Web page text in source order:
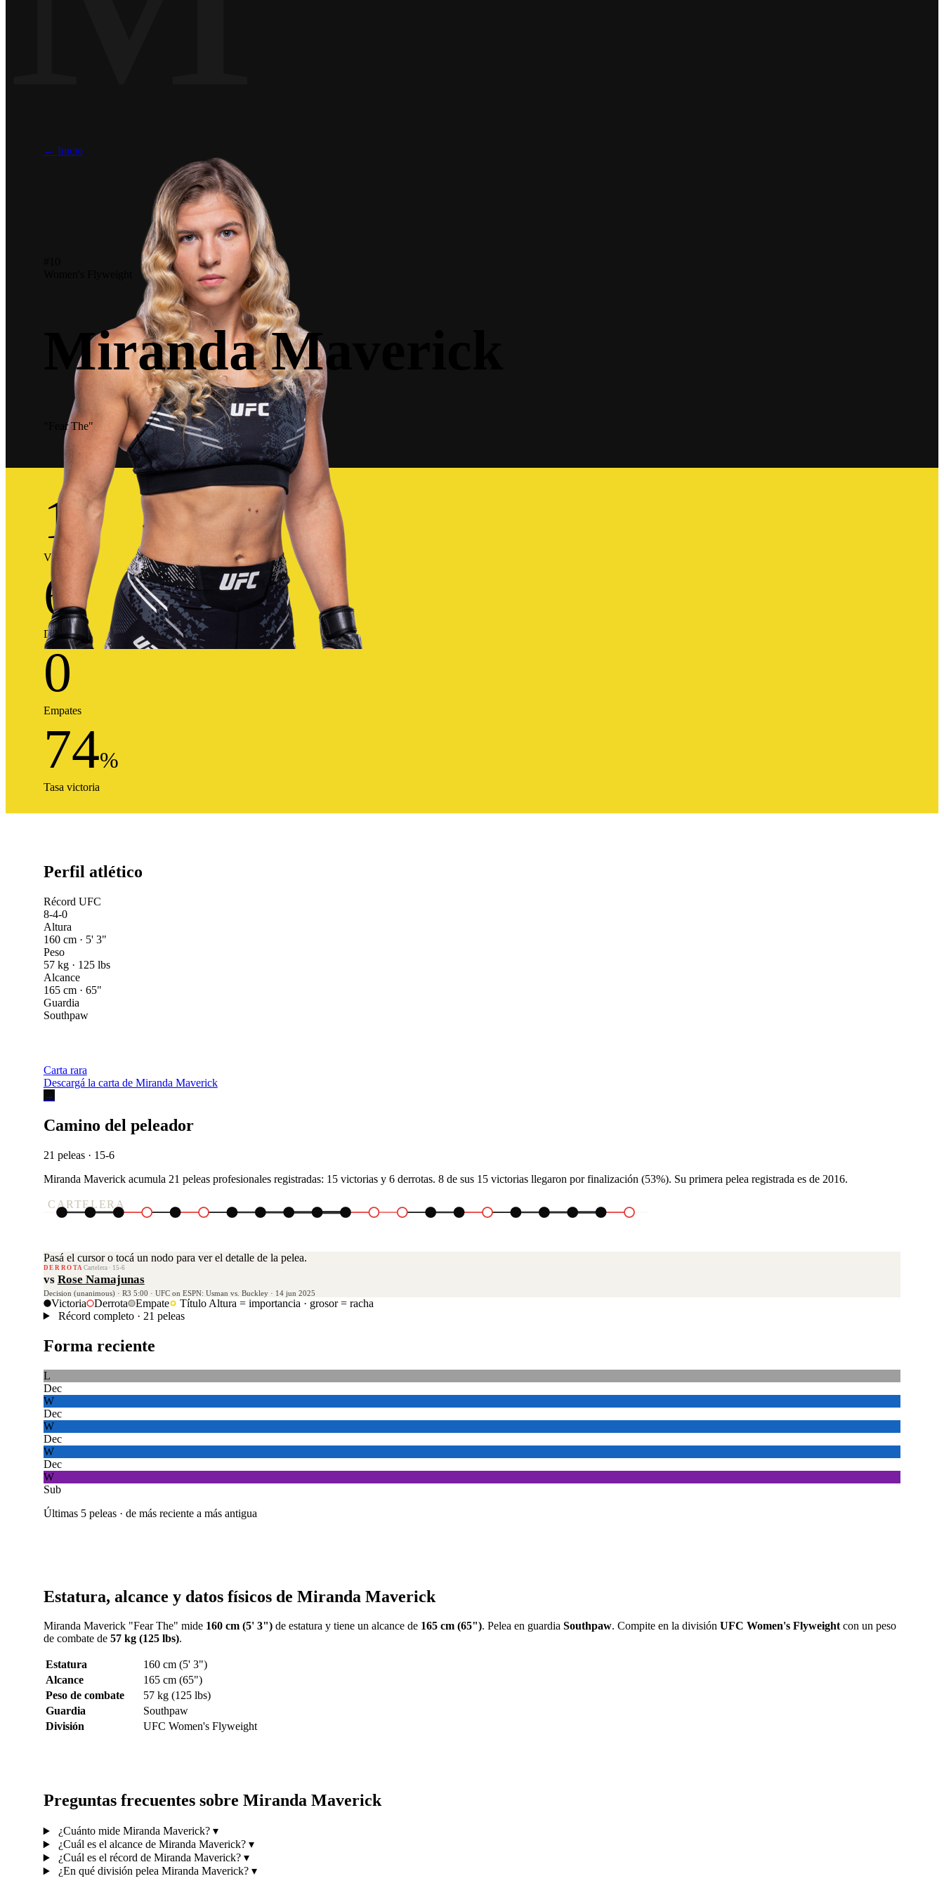
← Inicio
Miranda Maverick
"Fear The"
17
Victorias
6
Derrotas
0
Empates
74%
Tasa victoria
Perfil atlético
Récord UFC
8-4-0
Altura
160 cm · 5' 3"
Peso
57 kg · 125 lbs
Alcance
165 cm · 65"
Guardia
Southpaw
Carta rara
Descargá la carta de Miranda Maverick
→
Camino del peleador
21 peleas · 15-6
Miranda Maverick acumula 21 peleas profesionales registradas: 15 victorias y 6 derrotas. 8 de sus 15 victorias llegaron por finalización (53%). Su primera pelea registrada es de 2016.
CARTELERA
Pasá el cursor o tocá un nodo para ver el detalle de la pelea.
DERROTACartelera · 15-6
vs Rose Namajunas
Decision (unanimous) · R3 5:00 · UFC on ESPN: Usman vs. Buckley · 14 jun 2025
Victoria Derrota Empate Título Altura = importancia · grosor = racha
Récord completo · 21 peleas
Forma reciente
L
Dec
W
Dec
W
Dec
W
Dec
W
Sub
Últimas 5 peleas · de más reciente a más antigua
Estatura, alcance y datos físicos de Miranda Maverick
Miranda Maverick "Fear The" mide 160 cm (5' 3")de estatura y tiene un alcance de 165 cm (65"). Pelea en guardia Southpaw. Compite en la división UFC Women's Flyweightcon un peso
de combate de 57 kg (125 lbs).
Estatura
160 cm (5' 3")
Alcance
165 cm (65")
Peso de combate
57 kg (125 lbs)
Guardia
Southpaw
División
UFC Women's Flyweight
Preguntas frecuentes sobre Miranda Maverick
¿Cuánto mide Miranda Maverick? ▾
¿Cuál es el alcance de Miranda Maverick? ▾
¿Cuál es el récord de Miranda Maverick? ▾
¿En qué división pelea Miranda Maverick? ▾